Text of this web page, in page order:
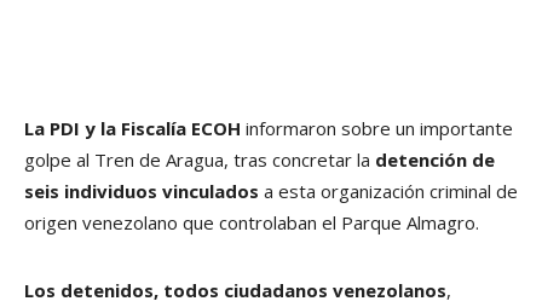
La PDI y la Fiscalía ECOH informaron sobre un importante
golpe al Tren de Aragua, tras concretar la detención de
seis individuos vinculados a esta organización criminal de
origen venezolano que controlaban el Parque Almagro.
Los detenidos, todos ciudadanos venezolanos,